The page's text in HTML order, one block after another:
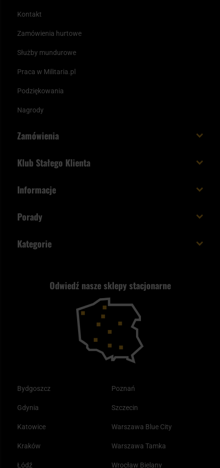
Kontakt
Zamówienia hurtowe
Służby mundurowe
Praca w Militaria.pl
Podziękowania
Nagrody
Zamówienia
Paczka w weekend
Status zamówienia
Wysyłka za granicę
Reklamacje i gwarancja
Klub Stałego Klienta
Unboxing Militaria.pl
Logowanie
Odwiedź nasze sklepy stacjonarne
Bydgoszcz
Gdynia
Katowice
Kraków
Łódź
Poznań
Szczecin
Warszawa Blue City
Warszawa Tamka
Wrocław Bielany
Informacje
Polityka prywatności
Kupony i kody rabatowe
Porady
Plecak ewakuacyjny preppersa
Kategorie
Samoobrona